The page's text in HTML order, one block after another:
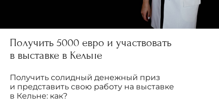
Получить 5000 евро и участвовать
в выставке в Кельне
Получить солидный денежный приз
и представить свою работу на выставке
в Кельне: как?